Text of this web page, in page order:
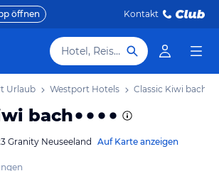
öffnen Kontakt
Hotel, Reiseziel
Urlaub Westport Hotels Classic Kiwi bach
bach
Granity Neuseeland Auf Karte anzeigen